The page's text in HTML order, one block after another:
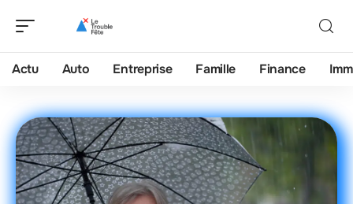
Actu Auto Entreprise Famille Finance